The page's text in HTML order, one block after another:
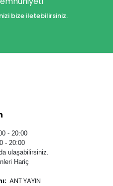
bize iletebilirsiniz.
- 20:00
- 20:00
ulaşabilirsiniz.
Hariç
ANT YAYIN